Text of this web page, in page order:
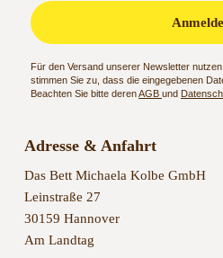
Für den Versand unserer Newsletter
stimmen Sie zu, dass die eingegebenen
Beachten Sie bitte derenAGB und
Adresse & Anfahrt
Das Bett Michaela Kolbe GmbH
Leinstraße 27
30159 Hannover
Am Landtag